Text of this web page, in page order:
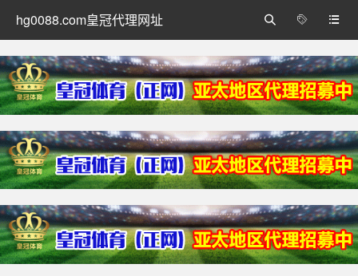
hg0088.com皇冠代理网址 

